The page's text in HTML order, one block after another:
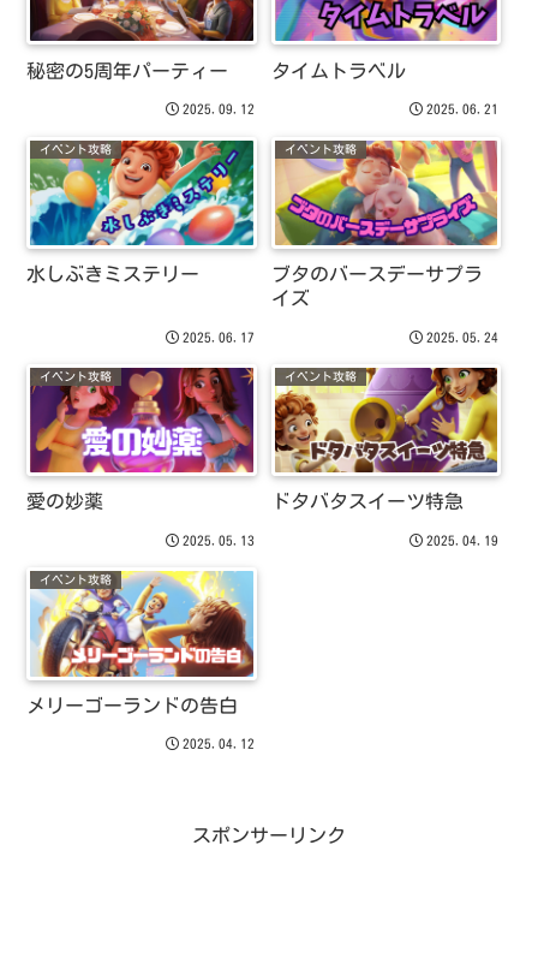
秘密の5周年パーティー
2025.09.12
タイムトラベル
2025.06.21
イベント攻略
水しぶきミステリー
2025.06.17
イベント攻略
ブタのバースデーサプラ
イズ
2025.05.24
イベント攻略
愛の妙薬
2025.05.13
イベント攻略
ドタバタスイーツ特急
2025.04.19
イベント攻略
メリーゴーランドの告白
2025.04.12
スポンサーリンク